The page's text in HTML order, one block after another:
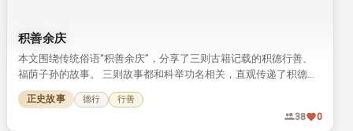
积善余庆
本文围绕传统俗语“积善余庆”，分享了三则古籍记载的积德行善、
福荫子孙的故事。 三则故事都和科举功名相关，直观传递了积德传
家的传统文化理念。
正史故事 德行 行善
38 0